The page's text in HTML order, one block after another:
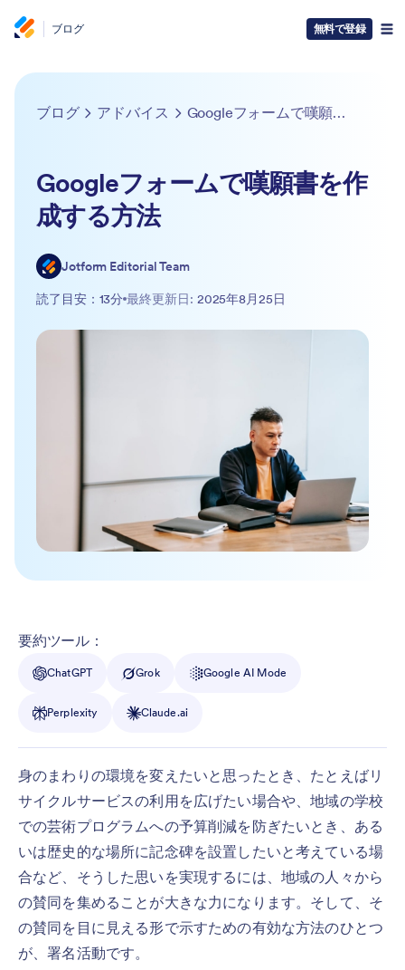
ブログ 無料で登録
ブログ アドバイス Googleフォームで嘆願書を作成する方法
Googleフォームで嘆願書を作
成する方法
Jotform Editorial Team
読了目安：13分 最終更新日: 2025年8月25日
要約ツール：
ChatGPT Grok Google AI Mode
Perplexity Claude.ai
身のまわりの環境を変えたいと思ったとき、たとえばリ
サイクルサービスの利用を広げたい場合や、地域の学校
での芸術プログラムへの予算削減を防ぎたいとき、ある
いは歴史的な場所に記念碑を設置したいと考えている場
合など、そうした思いを実現するには、地域の人々から
の賛同を集めることが大きな力になります。そして、そ
の賛同を目に見える形で示すための有効な方法のひとつ
が、署名活動です。